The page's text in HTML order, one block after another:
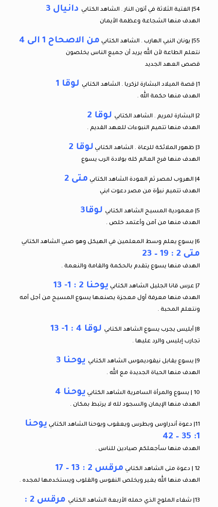
54| الفتية الثلاثة في أتون النار . الشاهد الكتابي دانيال 3
الهدف منها الشجاعة وعظمة الأيمان
55| يونان النبي الهارب . الشاهد الكتابي من الاصحاح 1 الى 4
نتعلم الطاعة لأن الله يريد أن جميع الناس يخلصون
قصص العهد الجديد
1| قصة الميلاد البشارة لزكريا . الشاهد الكتابي لوقا 1
الهدف منها حكمة الله .
2| البشارة لمريم . الشاهد الكتابي لوقا 2
الهدف منها تتميم النبوءات للعهد القديم .
3| ظهور الملائكة للرعاة . الشاهد الكتابي لوقا 2
الهدف منها فرح العالم كله بولادة الرب يسوع
4| الهروب لمصر ثم العودة الشاهد الكتابي متى 2
الهدف تتميم نبؤة من مصر دعوت ابني
5| معمودية المسيح الشاهد الكتابي لوقا3
الهدف منها من آمن وأعتمد خلص .
6| يسوع يعلم وسط المعلمين في الهيكل وهو صبي الشاهد الكتابي
متى 2 : 19 – 23
الهدف منها يسوع يتقدم بالحكمة والقامة والنعمة .
7| عرس قانا الجليل الشاهد الكتابي يوحنا 2 : 1- 13
الهدف منها معرفة أول معجزة يصنعها يسوع المسيح من أجل أمه
ونتعلم المحبة .
8| أبليس يجرب يسوع الشاهد الكتابي لوقا 4 : 1- 13
تجارب إبليس والرد عليها .
9| يسوع يقابل نيقوديموس الشاهد الكتابي يوحنا 3
الهدف منها الحياة الجديدة مع الله .
10 | يسوع والمرأة السامرية الشاهد الكتابي يوحنا 4
الهدف منها الإيمان والسجود لله لا يرتبط بمكان .
11| دعوة أندراوس وبطرس ويعقوب ويوحنا الشاهد الكتابي
يوحنا
1: 35 – 42
الهدف منها سأجعلكم صيادين للناس .
12 | دعوة متى الشاهد الكتابي مرقس 2 : 13 – 17
الهدف منها الله يغير ويخلص النفوس والقلوب ويستخدمها لمجده .
13| شفاء الملوج الذي حمله الأربعة الشاهد الكتابي
مرقس 2 :